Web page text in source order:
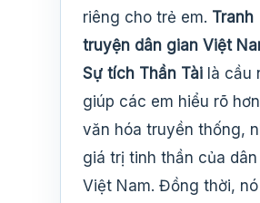
riêng cho trẻ em. Tranh
truyện dân gian Việt
Sự tích Thần Tài là cầu
giúp các em hiểu rõ
văn hóa truyền thống,
giá trị tinh thần của
Việt Nam. Đồng thời,